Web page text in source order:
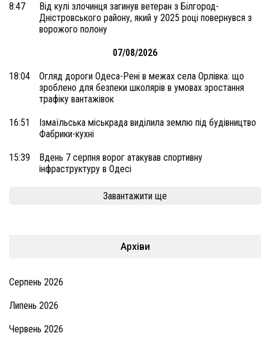
8:47
Від кулі злочинця загинув ветеран з Білгород-
Дністровського району, який у 2025 році повернувся з
ворожого полону
07/08/2026
18:04
Огляд дороги Одеса-Рені в межах села Орлівка: що
зроблено для безпеки школярів в умовах зростання
трафіку вантажівок
16:51
Ізмаїльська міськрада виділила землю під будівництво
Фабрики-кухні
15:39
Вдень 7 серпня ворог атакував спортивну
інфраструктуру в Одесі
Завантажити ще
Архіви
Серпень 2026
Липень 2026
Червень 2026